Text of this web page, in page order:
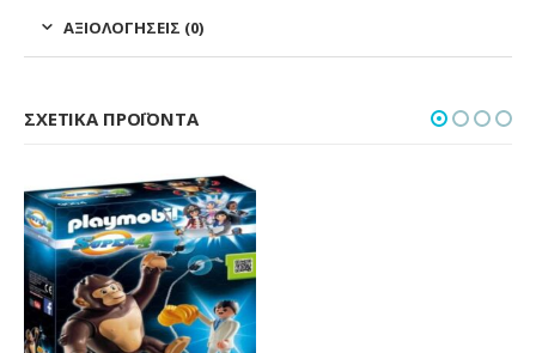
ΑΞΙΟΛΟΓΉΣΕΙΣ (0)
ΣΧΕΤΙΚΆ ΠΡΟΪΌΝΤΑ